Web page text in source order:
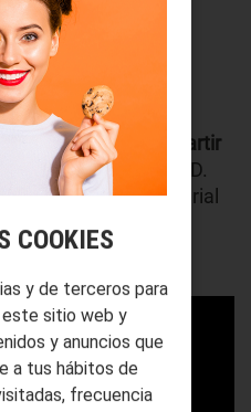
aditiva, es una
objetosfísicos
a partir
una impresora 3D.
por capa,y el material
controlada para
COOKIES
y de terceros para
este sitio web y
y anuncios que
a tus hábitos de
frecuencia